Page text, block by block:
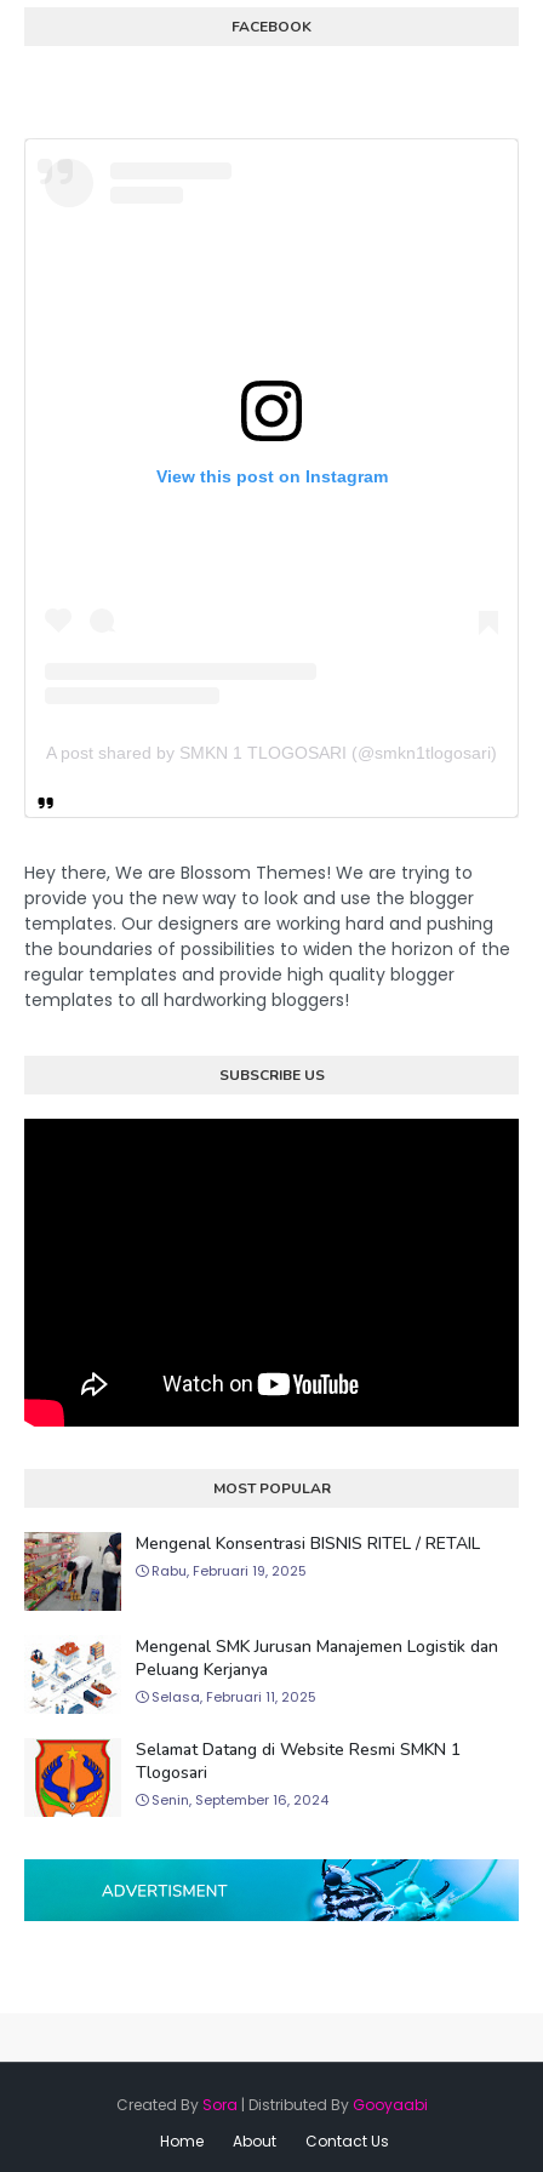
FACEBOOK
View this post on Instagram
A post shared by SMKN 1 TLOGOSARI (@smkn1tlogosari)
Hey there, We are Blossom Themes! We are trying to
provide you the new way to look and use the blogger
templates. Our designers are working hard and pushing
the boundaries of possibilities to widen the horizon of the
regular templates and provide high quality blogger
templates to all hardworking bloggers!
SUBSCRIBE US
MOST POPULAR
Mengenal Konsentrasi BISNIS RITEL / RETAIL
Rabu, Februari 19, 2025
Mengenal SMK Jurusan Manajemen Logistik dan
Peluang Kerjanya
Selasa, Februari 11, 2025
Selamat Datang di Website Resmi SMKN 1
Tlogosari
Senin, September 16, 2024
Created By Sora | Distributed ByGooyaabi
Home
About Contact Us